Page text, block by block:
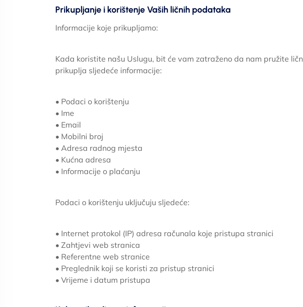
Prikupljanje i korištenje Vaših ličnih podataka
Informacije koje prikupljamo:
Kada koristite našu Uslugu, bit će vam zatraženo da nam pružite
prikuplja sljedeće informacije:
• Podaci o korištenju
• Ime
• Email
• Mobilni broj
• Adresa radnog mjesta
• Kućna adresa
• Informacije o plaćanju
Podaci o korištenju uključuju sljedeće:
• Internet protokol (IP) adresa računala koje pristupa stranici
• Zahtjevi web stranica
• Referentne web stranice
• Preglednik koji se koristi za pristup stranici
• Vrijeme i datum pristupa